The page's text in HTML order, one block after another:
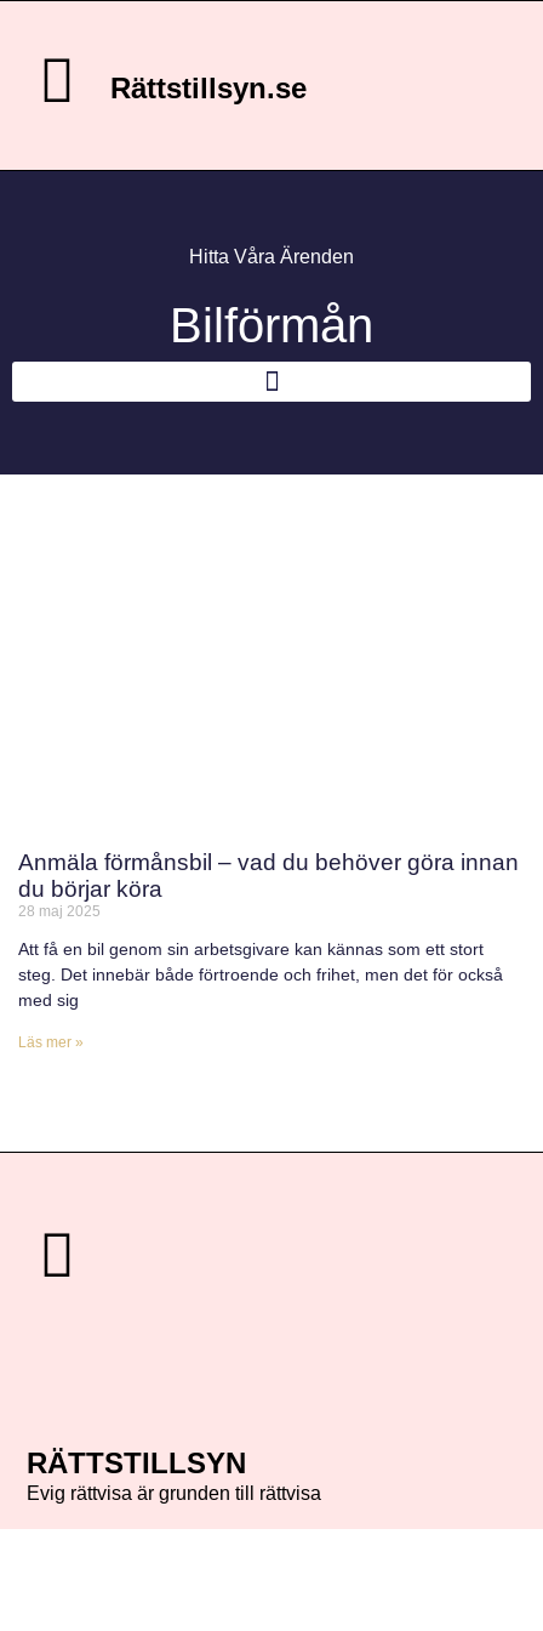
Rättstillsyn.se
Hitta Våra Ärenden
Bilförmån
Anmäla förmånsbil – vad du behöver göra innan
du börjar köra
28 maj 2025
Att få en bil genom sin arbetsgivare kan kännas som ett stort
steg. Det innebär både förtroende och frihet, men det för också
med sig
Läs mer »
RÄTTSTILLSYN
Evig rättvisa är grunden till rättvisa